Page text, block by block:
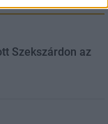
Szekszárdon az